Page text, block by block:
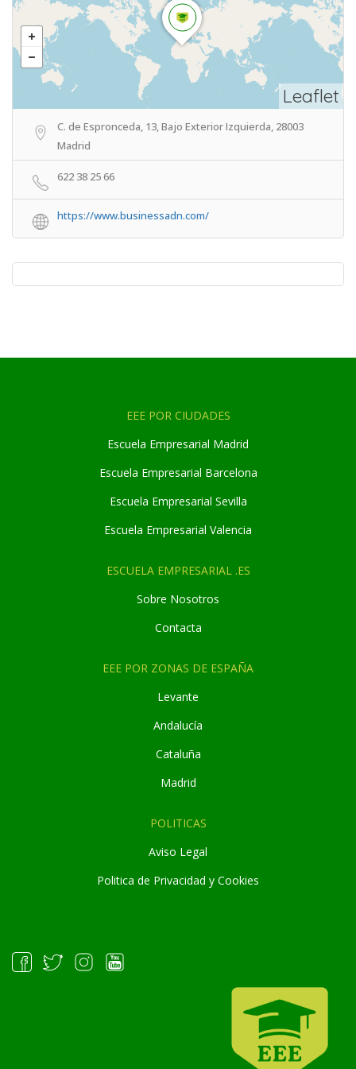
Leaflet
C. de Espronceda, 13, Bajo Exterior Izquierda, 28003
Madrid
622 38 25 66
https://www.businessadn.com/
EEE POR CIUDADES
Escuela Empresarial Madrid
Escuela Empresarial Barcelona
Escuela Empresarial Sevilla
Escuela Empresarial Valencia
ESCUELA EMPRESARIAL .ES
Sobre Nosotros
Contacta
EEE POR ZONAS DE ESPAÑA
Levante
Andalucía
Cataluña
Madrid
POLITICAS
Aviso Legal
Politica de Privacidad y Cookies